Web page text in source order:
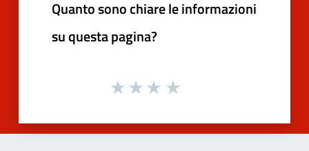
Quanto sono chiare le informazioni
su questa pagina?